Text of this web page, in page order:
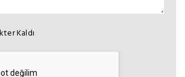
Kaldı